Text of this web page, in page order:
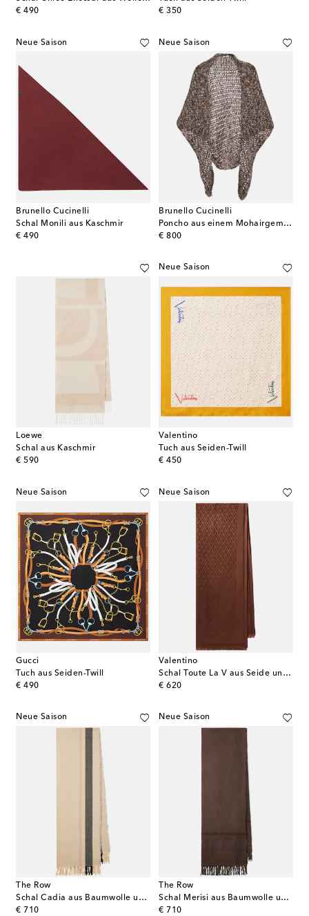
€ 490
original price
€ 350
original price
Neue Saison
Brunello Cucinelli
Schal Monili aus Kaschmir
€ 490
original price
Neue Saison
Brunello Cucinelli
Poncho aus einem Mohairgemisch
€ 800
original price
Loewe
Schal aus Kaschmir
€ 590
original price
Neue Saison
Valentino
Tuch aus Seiden-Twill
€ 450
original price
Neue Saison
Gucci
Tuch aus Seiden-Twill
€ 490
original price
Neue Saison
Valentino
Schal Toute La V aus Seide und Wolle
€ 620
original price
Neue Saison
The Row
Schal Cadia aus Baumwolle und Leinen
€ 710
original price
Neue Saison
The Row
Schal Merisi aus Baumwolle und Leinen
€ 710
original price